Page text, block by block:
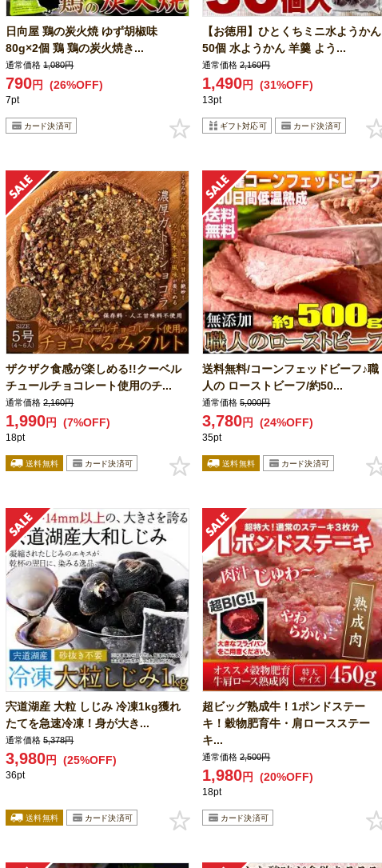
日向屋 鶏の炭火焼 ゆず胡椒味
80g×2個 鶏 鶏の炭火焼き...
通常価格 1,080円
790円 (26%OFF)
7pt
【お徳用】ひとくちミニ水ようかん
50個 水ようかん 羊羹 よう...
通常価格 2,160円
1,490円 (31%OFF)
13pt
ザクザク食感が楽しめる!!クーベル
チュールチョコレート使用のチ...
通常価格 2,160円
1,990円 (7%OFF)
18pt
送料無料/コーンフェッドビーフ♪職
人の ローストビーフ/約50...
通常価格 5,000円
3,780円 (24%OFF)
35pt
宍道湖産 大粒 しじみ 冷凍1kg獲れ
たてを急速冷凍！身が大き...
通常価格 5,378円
3,980円 (25%OFF)
36pt
超ビッグ熟成牛！1ポンドステー
キ！穀物肥育牛・肩ロースステー
キ...
通常価格 2,500円
1,980円 (20%OFF)
18pt